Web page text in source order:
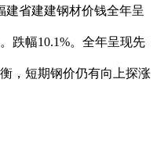
建省建建钢材价钱全年呈
跌幅10.1%。全年呈现先
，短期钢价仍有向上探涨